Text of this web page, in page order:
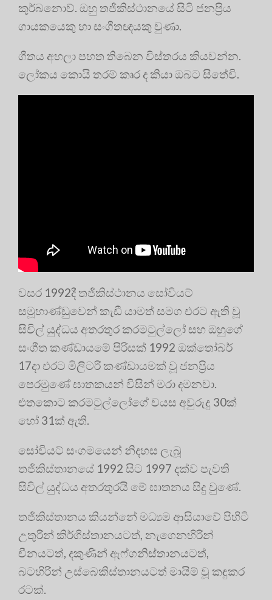
කුර්බනොව්. ඔහු තජිකිස්ථානයේ සිටි ජනප්‍රිය
ගායකයෙකු හා සංගීතඥයකු වුණා.
ගීතය අහලා පහත තිබෙන විස්තරය කියවන්න.
ලෝකය කොයි තරම් කෘර ද කියා ඔබට සිතේවි.
වසර 1992දී තජිකිස්ථානය සෝවියට්
සමූහාණ්ඩුවෙන් කැඩී යාමත් සමග එරට ඇති වූ
සිවිල් යුද්ධය අතරතුර කරමටුල්ලෝ සහ ඔහුගේ
සංගීත කණ්ඩායමේ පිරිසක් 1992 ඔක්තෝබර්
17දා එරට මිලිටරි කණ්ඩායමක් වූ ජනප්‍රිය
පෙරමුණේ ඝාතකයන් විසින් මරා දමනවා.
එතකොට කරමටුල්ලෝගේ වයස අවුරුදු 30ක්
හෝ 31ක් ඇති.
සෝවියට් සංගමයෙන් නිදහස ලැබූ
තජිකිස්තානයේ 1992 සිට 1997 දක්ව පැවති
සිවිල් යුද්ධය අතරතුරයි මේ ඝාතනය සිදු වුණේ.
තජිකිස්තානය කියන්නේ මධ්‍යම ආසියාවේ පිහිටි
උතුරින් කිර්ගිස්තානයටත්, නැගෙනහිරින්
චීනයටත්, දකුණින් ඇෆ්ගනිස්තානයටත්,
බටහිරින් උස්බෙකිස්තානයටත් මායිම් වූ කඳුකර
රටක්.